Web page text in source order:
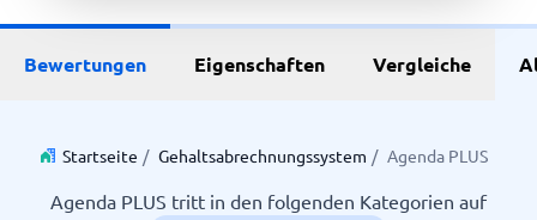
Bewertungen Eigenschaften Vergleiche
Startseite / Gehaltsabrechnungssystem / Agenda PLUS
Agenda PLUS tritt in den folgenden Kategorien auf